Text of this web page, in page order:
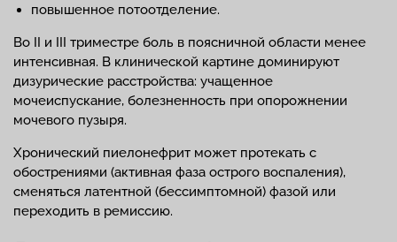
повышенное потоотделение.
Во II и III триместре боль в поясничной области менее
интенсивная. В клинической картине доминируют
дизурические расстройства: учащенное
мочеиспускание, болезненность при опорожнении
мочевого пузыря.
Хронический пиелонефрит может протекать с
обострениями (активная фаза острого воспаления),
сменяться латентной (бессимптомной) фазой или
переходить в ремиссию.